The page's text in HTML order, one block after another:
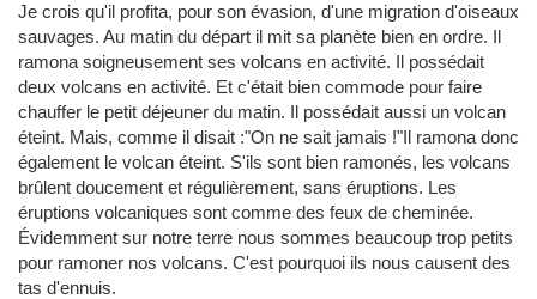
Je crois qu'il profita, pour son évasion, d'une migration d'oiseaux
sauvages. Au matin du départ il mit sa planète bien en ordre. Il
ramona soigneusement ses volcans en activité. Il possédait
deux volcans en activité. Et c'était bien commode pour faire
chauffer le petit déjeuner du matin. Il possédait aussi un volcan
éteint. Mais, comme il disait :"On ne sait jamais !"Il ramona donc
également le volcan éteint. S'ils sont bien ramonés, les volcans
brûlent doucement et régulièrement, sans éruptions. Les
éruptions volcaniques sont comme des feux de cheminée.
Évidemment sur notre terre nous sommes beaucoup trop petits
pour ramoner nos volcans. C'est pourquoi ils nous causent des
tas d'ennuis.